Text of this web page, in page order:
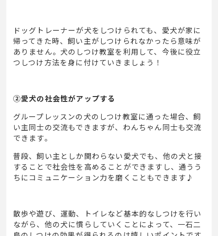
ドッグトレーナーが犬をしつけられても、愛犬が家に
帰ってきた時、飼い主がしつけられなかったら意味が
ありません。犬のしつけ教室を利用して、今後に役立
つしつけ方法を身に付けていきましょう！
②愛犬の社会性がアップする
グループレッスンの犬のしつけ教室に通った場合、飼
い主同士の交流もできますが、わんちゃん同士も交流
できます。
普段、飼い主としか関わらない愛犬でも、他の犬と接
することで社会性を高めることができますし、通うう
ちにコミュニケーション力を磨くこともできます♪
散歩や遊び、運動、トイレなど基本的なしつけを行い
ながら、他の犬に慣らしていくことによって、一石二